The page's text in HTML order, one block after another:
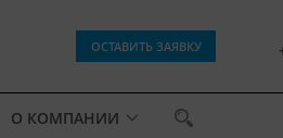
ОСТАВИТЬ ЗАЯВКУ
О КОМПАНИИ